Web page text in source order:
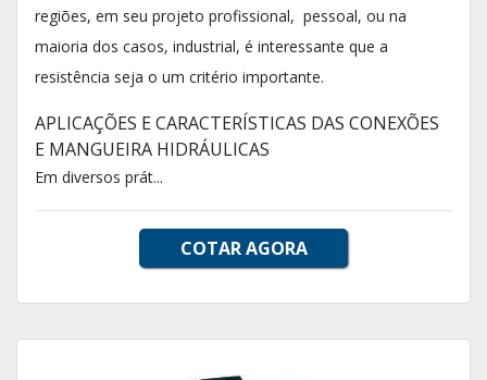
regiões, em seu projeto profissional, pessoal, ou na
maioria dos casos, industrial, é interessante que a
resistência seja o um critério importante.
APLICAÇÕES E CARACTERÍSTICAS DAS CONEXÕES
E MANGUEIRA HIDRÁULICAS
Em diversos prát...
COTAR AGORA